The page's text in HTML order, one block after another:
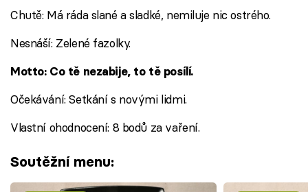
Chutě: Má ráda slané a sladké, nemiluje nic ostrého.
Nesnáší: Zelené fazolky.
Motto: Co tě nezabije, to tě posílí.
Očekávání: Setkání s novými lidmi.
Vlastní ohodnocení: 8 bodů za vaření.
Soutěžní menu: